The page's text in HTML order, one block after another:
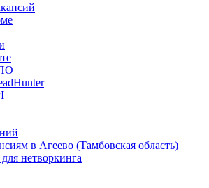
в Агеево (Тамбовская область)
нетворкинга